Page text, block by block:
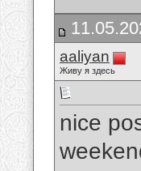
aaliyan
Живу я здесь
nice